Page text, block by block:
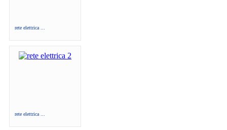
rete elettrica ...
rete elettrica ...